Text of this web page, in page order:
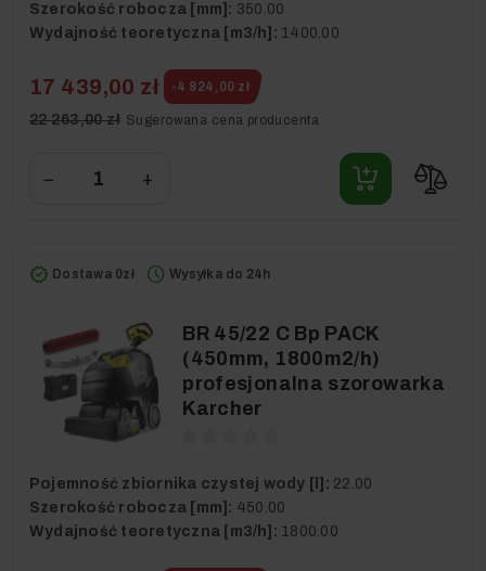
Szerokość robocza [mm]: 350.00
Wydajność teoretyczna [m3/h]: 1400.00
17 439,00 zł -4 824,00 zł
22 263,00 zł Sugerowana cena producenta
− +
Dostawa 0zł Wysyłka do 24h
BR 45/22 C Bp PACK
(450mm, 1800m2/h)
profesjonalna szorowarka
Karcher
Pojemność zbiornika czystej wody [l]: 22.00
Szerokość robocza [mm]: 450.00
Wydajność teoretyczna [m3/h]: 1800.00